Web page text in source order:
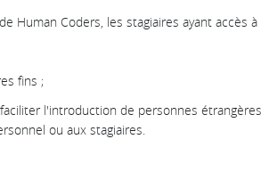
Human Coders, les stagiaires ayant accès
fins ;
l'introduction de personnes
ou aux stagiaires.